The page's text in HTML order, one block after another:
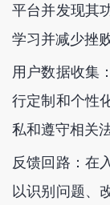
平台并发现其
学习并减少挫败
用户数据收集
行定制和个性
私和遵守相关
反馈回路：在
以识别问题、